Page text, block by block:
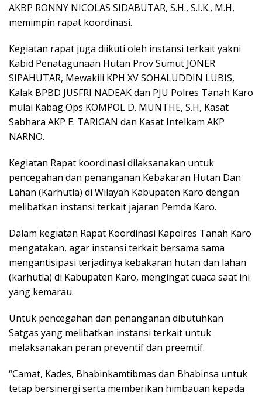
AKBP RONNY NICOLAS SIDABUTAR, S.H., S.I.K., M.H,
memimpin rapat koordinasi.
Kegiatan rapat juga diikuti oleh instansi terkait yakni
Kabid Penatagunaan Hutan Prov Sumut JONER
SIPAHUTAR, Mewakili KPH XV SOHALUDDIN LUBIS,
Kalak BPBD JUSFRI NADEAK dan PJU Polres Tanah Karo
mulai Kabag Ops KOMPOL D. MUNTHE, S.H, Kasat
Sabhara AKP E. TARIGAN dan Kasat Intelkam AKP
NARNO.
Kegiatan Rapat koordinasi dilaksanakan untuk
pencegahan dan penanganan Kebakaran Hutan Dan
Lahan (Karhutla) di Wilayah Kabupaten Karo dengan
melibatkan instansi terkait jajaran Pemda Karo.
Dalam kegiatan Rapat Koordinasi Kapolres Tanah Karo
mengatakan, agar instansi terkait bersama sama
mengantisipasi terjadinya kebakaran hutan dan lahan
(karhutla) di Kabupaten Karo, mengingat cuaca saat ini
yang kemarau.
Untuk pencegahan dan penanganan dibutuhkan
Satgas yang melibatkan instansi terkait untuk
melaksanakan peran preventif dan preemtif.
“Camat, Kades, Bhabinkamtibmas dan Bhabinsa untuk
tetap bersinergi serta memberikan himbauan kepada